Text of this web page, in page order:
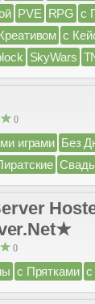
PVE RPG с
с
SkyWars
0
играми Без
0
с Прятками